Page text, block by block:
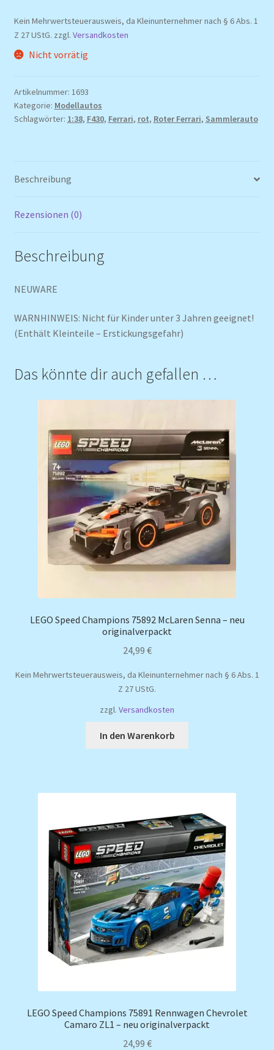
Kein Mehrwertsteuerausweis, da Kleinunternehmer nach § 6 Abs. 1
Z 27 UStG. zzgl. Versandkosten
Nicht vorrätig
Artikelnummer: 1693
Kategorie: Modellautos
Schlagwörter: 1:38, F430, Ferrari, rot, Roter Ferrari, Sammlerauto
Beschreibung
Rezensionen (0)
Beschreibung
NEUWARE
WARNHINWEIS: Nicht für Kinder unter 3 Jahren geeignet!
(Enthält Kleinteile – Erstickungsgefahr)
Das könnte dir auch gefallen …
LEGO Speed Champions 75892 McLaren Senna – neu
originalverpackt
24,99 €
Kein Mehrwertsteuerausweis, da Kleinunternehmer nach § 6 Abs. 1
Z 27 UStG.
zzgl. Versandkosten
In den Warenkorb
LEGO Speed Champions 75891 Rennwagen Chevrolet
Camaro ZL1 – neu originalverpackt
24,99 €